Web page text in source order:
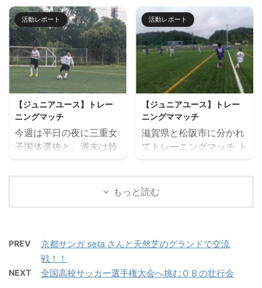
ュニアユースでは、選手
の育成を第一とし、次の
年代でさらなる飛躍がで
きるよう活動していま
す。 中学生年代で獲得す
べき技術や戦術の徹底・
個々がもつストロングポ
イント（長所）を磨く・
そしてサッカーを楽しむ
...
ださい。 ウォーミングア
ップを兼ねた基礎技術練
習の後、たくさんミニサ
ッカーの試合を実施。そ
して毎日ベストプレヤー
を選出！！ 協賛：
Mreform 時間割： 小学
１ー３年生 １６：３０－
１７：２０ 定員１２名程
度 最少催行人数６ ...
は、鈴鹿市と奈良県でト
レーニングマッチを行い
ました。 兵庫遠征 三重
サッカーアカデミー 対
FC VAIZE・高槻ジー
グ・CAOS（大阪）・ハ
ジャス（岡山）・FCファ
ルトラーダ（広島）・
MIOびわこ滋賀・レイジ
ェンド滋賀
https://miesocceracade
07/PXL_20260718_0801
22879.mp4 トレーニン
カデミー 対 鈴 ...
（日）に開催します。 楽
しいゲームから本格的な
サッカーの練習、サッカ
ー大会と盛りだくさんの
内容で、この夏最高の思
い出になること間違いな
し！！ たくさんのご参加
お待ちしております。
【日時】７月２６日
（日）９：００（８：４
５開場）－１７：００
ート） 【持ち物】サッカ
ーのできる格好・靴※・
（大きめの水筒）・着替
え（午後練習用）・サン
（冷房の効いたお部屋で
活動レポート
【ジュニアユース】トレー
ニングマッチ
今週は平日の夜に三重女
子国体選抜と、週末は鈴
鹿市と津市に分かれてト
レーニングマッチを実施
しました。 トレーニング
ー 対 ヴェルデラッソ
松阪 三重サッカーアカデ
ミー 対 津西高校
活動レポート
【ジュニアユース】トレー
ニングママッチ
滋賀県と松阪市に分かれ
てトレーニングマッチ ト
レーニングマッチ 三重サ
ッカーアカデミー 対
ラドソン滋賀 三重サッカ
もっと読む
PREV
京都サンガ seta さんと天然芝のグランドで交流
戦！！
NEXT 全国高校サッカー選手権大会へ挑むＯＢの壮行会